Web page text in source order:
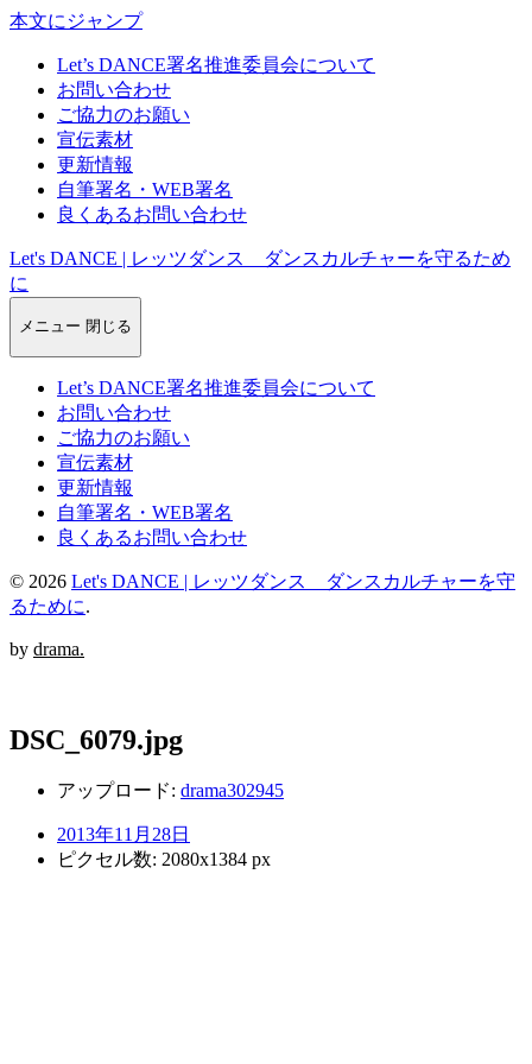
本文にジャンプ
Let’s DANCE署名推進委員会について
お問い合わせ
ご協力のお願い
宣伝素材
更新情報
自筆署名・WEB署名
良くあるお問い合わせ
Let's DANCE | レッツダンス ダンスカルチャーを守るため
に
メニュー 閉じる
Let’s DANCE署名推進委員会について
お問い合わせ
ご協力のお願い
宣伝素材
更新情報
自筆署名・WEB署名
良くあるお問い合わせ
© 2026 Let's DANCE | レッツダンス ダンスカルチャーを守
るために.
by drama.
DSC_6079.jpg
アップロード: drama302945
2013年11月28日
ピクセル数: 2080x1384 px